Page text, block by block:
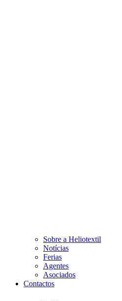
Sobre a Heliotextil
Notícias
Ferias
Agentes
Asociados
Contactos